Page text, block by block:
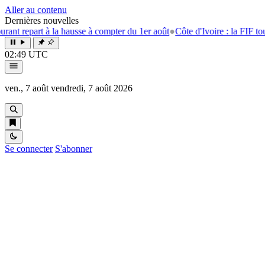
Aller au contenu
Dernières nouvelles
à la hausse à compter du 1er août●Côte d'Ivoire : la FIF tourne
02:49 UTC
ven., 7 août vendredi, 7 août 2026
Se connecter S'abonner